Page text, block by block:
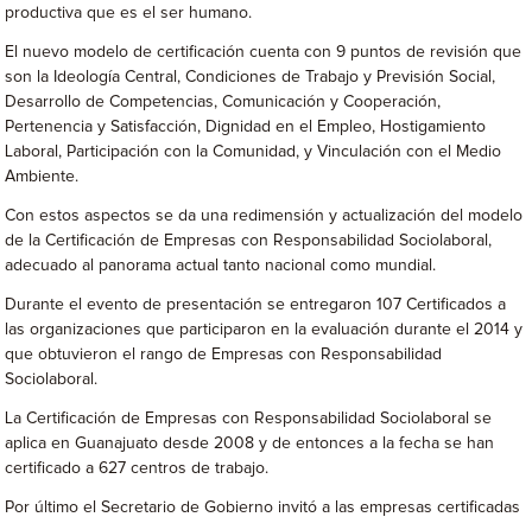
productiva que es el ser humano.
El nuevo modelo de certificación cuenta con 9 puntos de revisión que
son la Ideología Central, Condiciones de Trabajo y Previsión Social,
Desarrollo de Competencias, Comunicación y Cooperación,
Pertenencia y Satisfacción, Dignidad en el Empleo, Hostigamiento
Laboral, Participación con la Comunidad, y Vinculación con el Medio
Ambiente.
Con estos aspectos se da una redimensión y actualización del modelo
de la Certificación de Empresas con Responsabilidad Sociolaboral,
adecuado al panorama actual tanto nacional como mundial.
Durante el evento de presentación se entregaron 107 Certificados a
las organizaciones que participaron en la evaluación durante el 2014 y
que obtuvieron el rango de Empresas con Responsabilidad
Sociolaboral.
La Certificación de Empresas con Responsabilidad Sociolaboral se
aplica en Guanajuato desde 2008 y de entonces a la fecha se han
certificado a 627 centros de trabajo.
Por último el Secretario de Gobierno invitó a las empresas certificadas